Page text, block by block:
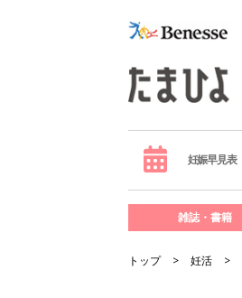
妊娠早見表
雑誌・書籍
トップ 妊活